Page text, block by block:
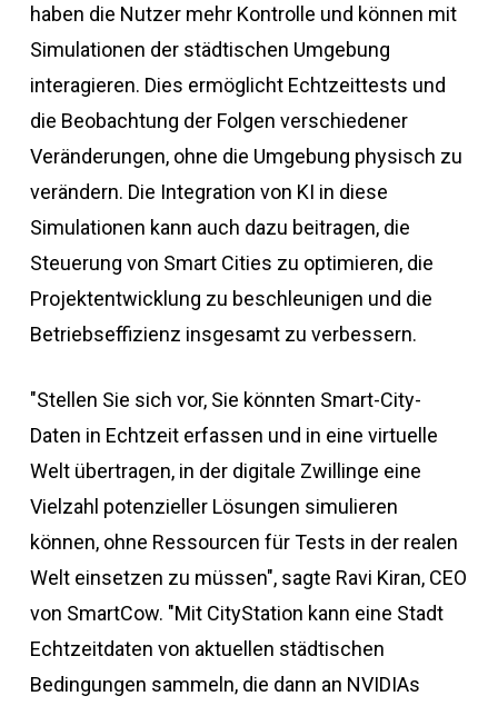
haben die Nutzer mehr Kontrolle und können mit
Simulationen der städtischen Umgebung
interagieren. Dies ermöglicht Echtzeittests und
die Beobachtung der Folgen verschiedener
Veränderungen, ohne die Umgebung physisch zu
verändern. Die Integration von KI in diese
Simulationen kann auch dazu beitragen, die
Steuerung von Smart Cities zu optimieren, die
Projektentwicklung zu beschleunigen und die
Betriebseffizienz insgesamt zu verbessern.
"Stellen Sie sich vor, Sie könnten Smart-City-
Daten in Echtzeit erfassen und in eine virtuelle
Welt übertragen, in der digitale Zwillinge eine
Vielzahl potenzieller Lösungen simulieren
können, ohne Ressourcen für Tests in der realen
Welt einsetzen zu müssen", sagte Ravi Kiran, CEO
von SmartCow. "Mit CityStation kann eine Stadt
Echtzeitdaten von aktuellen städtischen
Bedingungen sammeln, die dann an NVIDIAs